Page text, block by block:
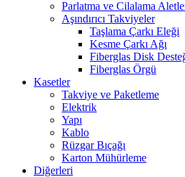
Parlatma ve Cilalama
Aşındırıcı Takviyeler
Taşlama Çarkı Eleği
Kesme Çarkı Ağı
Fiberglas Disk
Fiberglas Örgü
Kasetler
Takviye ve Paketleme
Elektrik
Yapı
Kablo
Rüzgar Bıçağı
Karton Mühürleme
Diğerleri